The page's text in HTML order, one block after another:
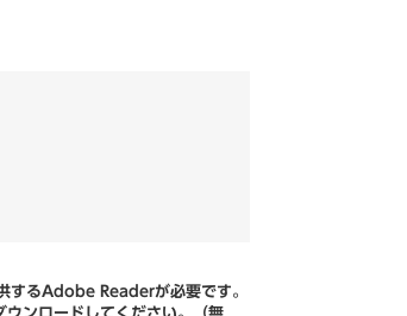
するAdobe Readerが必要です。